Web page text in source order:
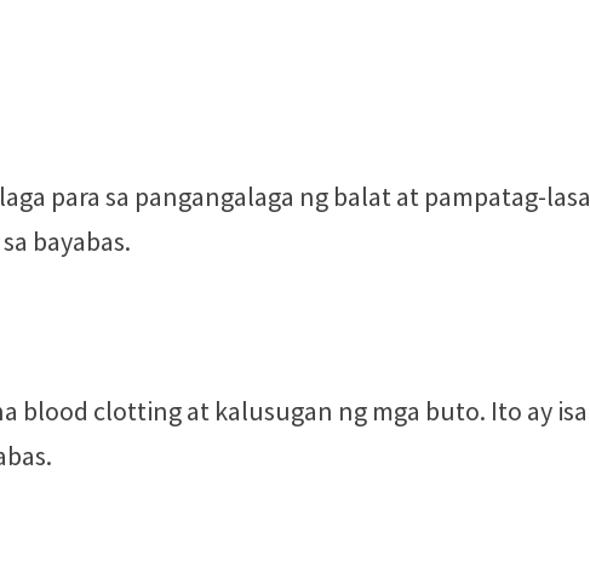
para sa pangangalaga ng balat at pampatag-lasa
bayabas.
blood clotting at kalusugan ng mga buto. Ito ay isa